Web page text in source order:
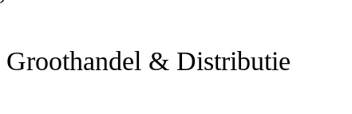
Groothandel & Distributie